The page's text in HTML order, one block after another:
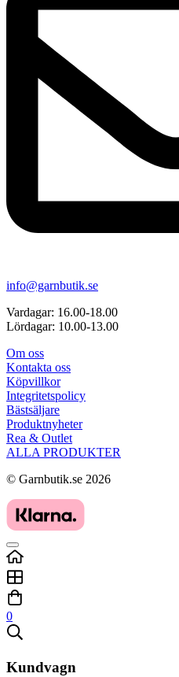
info@garnbutik.se
Vardagar: 16.00-18.00
Lördagar: 10.00-13.00
Om oss
Kontakta oss
Köpvillkor
Integritetspolicy
Bästsäljare
Produktnyheter
Rea & Outlet
ALLA PRODUKTER
© Garnbutik.se 2026
0
Kundvagn